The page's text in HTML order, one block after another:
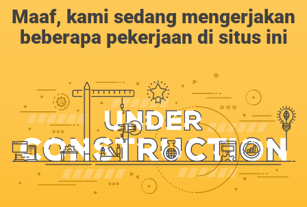
Maaf, kami sedang mengerjakan
beberapa pekerjaan di situs ini